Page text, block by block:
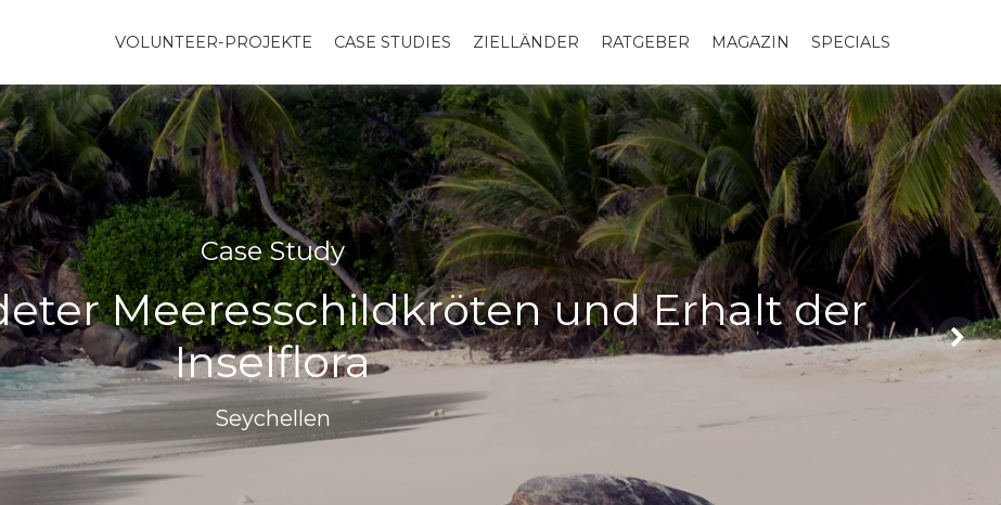
VOLUNTEER-PROJEKTE CASE STUDIES ZIELLÄNDER RATGEBER MAGAZIN SPECIALS
Case Study
Meeresschildkröten und Erhalt der
Inselflora
Seychellen